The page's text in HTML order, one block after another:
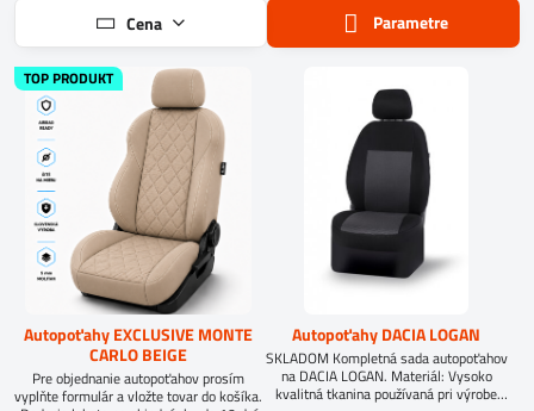
Cena Parametre
TOP PRODUKT
Autopoťahy EXCLUSIVE MONTE
CARLO BEIGE
Pre objednanie autopoťahov prosím
vyplňte formulár a vložte tovar do košíka.
Autopoťahy DACIA LOGAN
SKLADOM Kompletná sada autopoťahov
na DACIA LOGAN. Materiál: Vysoko
kvalitná tkanina používaná pri výrobe